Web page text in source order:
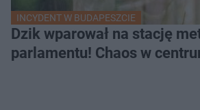
INCYDENT W BUDAPESZCIE
Dzik wparował na stację
parlamentu! Chaos w